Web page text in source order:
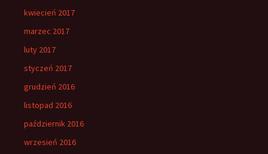
kwiecień 2017
marzec 2017
luty 2017
styczeń 2017
grudzień 2016
listopad 2016
październik 2016
wrzesień 2016